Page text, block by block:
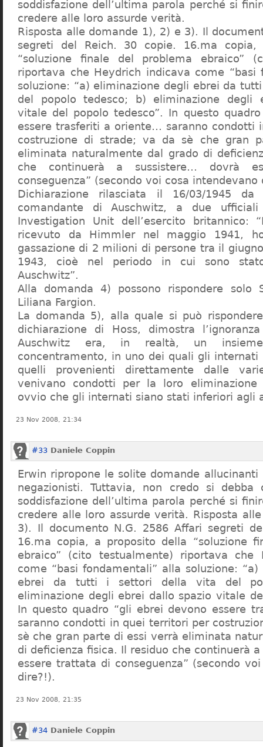
soddisfazione dell’ultima parola perché si
credere alle loro assurde verità.
Risposta alle domande 1), 2) e 3). Il
segreti del Reich. 30 copie. 16.ma copia,
“soluzione finale del problema ebraico”
riportava che Heydrich indicava come “basi
soluzione: “a) eliminazione degli ebrei da
del popolo tedesco; b) eliminazione degli
vitale del popolo tedesco”. In questo
essere trasferiti a oriente… saranno condotti
costruzione di strade; va da sè che gran
eliminata naturalmente dal grado di
che continuerà a sussistere… dovrà
conseguenza” (secondo voi cosa intendevano
Dichiarazione rilasciata il 16/03/1945
comandante di Auschwitz, a due
Investigation Unit dell’esercito britannico:
ricevuto da Himmler nel maggio 1941,
gassazione di 2 milioni di persone tra il
1943, cioè nel periodo in cui sono
Auschwitz”.
Alla domanda 4) possono rispondere solo
Liliana Fargion.
La domanda 5), alla quale si può
dichiarazione di Hoss, dimostra
Auschwitz era, in realtà, un
concentramento, in uno dei quali gli
quelli provenienti direttamente dalle
venivano condotti per la loro eliminazione
ovvio che gli internati siano stati inferiori agli
23 Nov 2008, 21:34
#33 Daniele Coppin
Erwin ripropone le solite domande
negazionisti. Tuttavia, non credo si debba
soddisfazione dell’ultima parola perché si
credere alle loro assurde verità. Risposta
3). Il documento N.G. 2586 Affari segreti
16.ma copia, a proposito della “soluzione
ebraico” (cito testualmente) riportava che
come “basi fondamentali” alla soluzione:
ebrei da tutti i settori della vita del
eliminazione degli ebrei dallo spazio vitale
In questo quadro “gli ebrei devono essere
saranno condotti in quei territori per
sè che gran parte di essi verrà eliminata
di deficienza fisica. Il residuo che continuerà
essere trattata di conseguenza” (secondo
dire?!).
23 Nov 2008, 21:35
#34 Daniele Coppin